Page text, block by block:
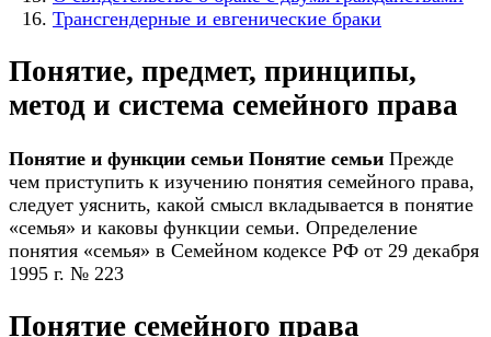
Трансгендерные и евгенические браки
Понятие, предмет, принципы,
метод и система семейного права
Понятие и функции семьи Понятие семьи Прежде
чем приступить к изучению понятия семейного права,
следует уяснить, какой смысл вкладывается в понятие
«семья» и каковы функции семьи. Определение
понятия «семья» в Семейном кодексе РФ от 29 декабря
1995 г. № 223
Понятие семейного права